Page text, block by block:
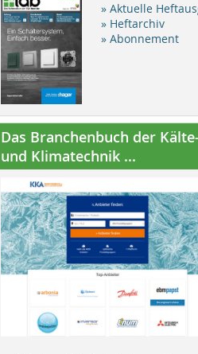
» Aktuelle
» Heftarchiv
» Abonnement
Das Branchenbuch der
und Klimatechnik ...